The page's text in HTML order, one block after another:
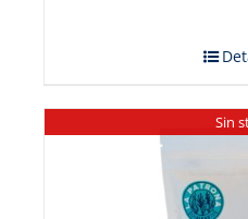
Sin